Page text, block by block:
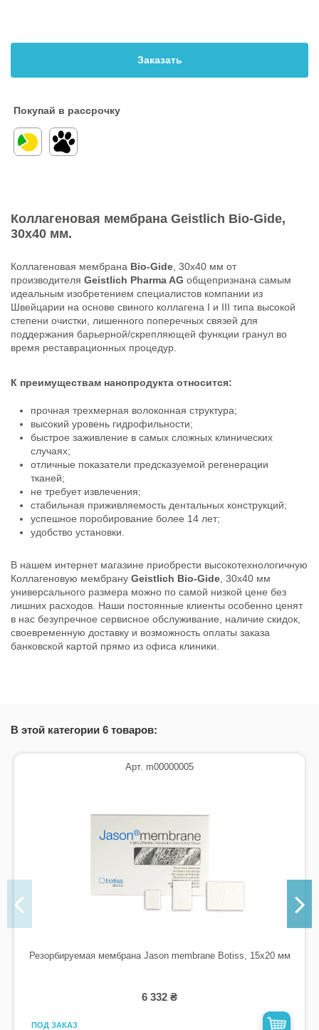
Заказать
Покупай в рассрочку
Коллагеновая мембрана Geistlich Bio-Gide,
30х40 мм.
Коллагеновая мембрана Bio-Gide , 30х40 мм от
производителя Geistlich Pharma AG общепризнана самым
идеальным изобретением специалистов компании из
Швейцарии на основе свиного коллагена I и III типа высокой
степени очистки, лишенного поперечных связей для
поддержания барьерной/скрепляющей функции гранул во
время реставрационных процедур.
К преимуществам нанопродукта относится:
прочная трехмерная волоконная структура;
высокий уровень гидрофильности;
быстрое заживление в самых сложных клинических
случаях;
отличные показатели предсказуемой регенерации
тканей;
не требует извлечения;
стабильная приживляемость дентальных конструкций;
успешное поробирование более 14 лет;
удобство установки.
В нашем интернет магазине приобрести высокотехнологичную
Коллагеновую мембрану Geistlich Bio-Gide, 30х40 мм
универсального размера можно по самой низкой цене без
лишних расходов. Наши постоянные клиенты особенно ценят
в нас безупречное сервисное обслуживание, наличие скидок,
своевременную доставку и возможность оплаты заказа
банковской картой прямо из офиса клиники.
В этой категории 6 товаров:
Арт. m00000005
Резорбируемая мембрана Jason membrane Botiss, 15х20 мм
6 332 ₴
ПОД ЗАКАЗ